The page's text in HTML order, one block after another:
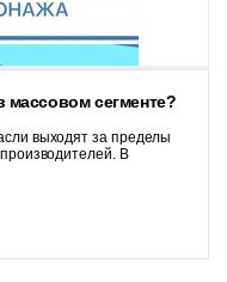
массовом сегменте?
выходят за пределы
В